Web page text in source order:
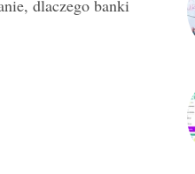
dlaczego banki